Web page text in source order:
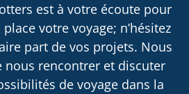
est à votre écoute pour
votre voyage; n’hésitez
part de vos projets. Nous
nous rencontrer et discuter
de voyage dans la